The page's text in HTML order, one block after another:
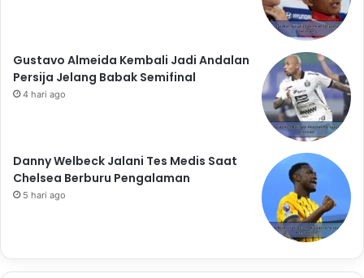
Gustavo Almeida Kembali Jadi Andalan
Persija Jelang Babak Semifinal
4 hari ago
Danny Welbeck Jalani Tes Medis Saat
Chelsea Berburu Pengalaman
5 hari ago